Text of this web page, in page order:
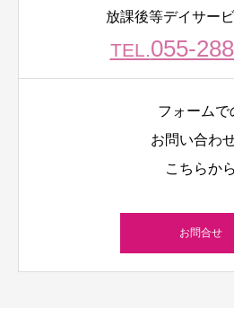
放課後等デイサー
TEL.055-
フォームで
お問い合わ
こちらから
お問合せ